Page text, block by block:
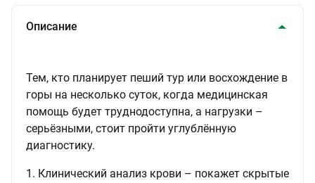
Описание
Тем, кто планирует пеший тур или восхождение в
горы на несколько суток, когда медицинская
помощь будет труднодоступна, а нагрузки –
серьёзными, стоит пройти углублённую
диагностику.
1. Клинический анализ крови – покажет скрытые